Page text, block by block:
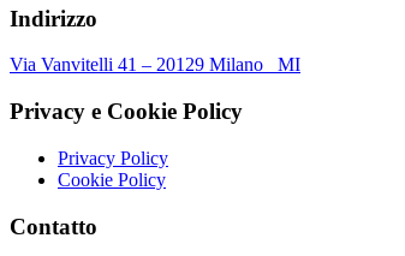
Indirizzo
Via Vanvitelli 41 – 20129 Milano MI
Privacy e Cookie Policy
Privacy Policy
Cookie Policy
Contatto